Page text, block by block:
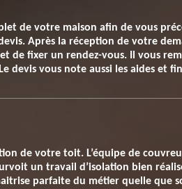
de votre maison afin de vous
Après la réception de votre
de fixer un rendez-vous. Il vous
devis vous note aussi les aides et
de votre toit. L’équipe de
un travail d’isolation bien
parfaite du métier quelle que